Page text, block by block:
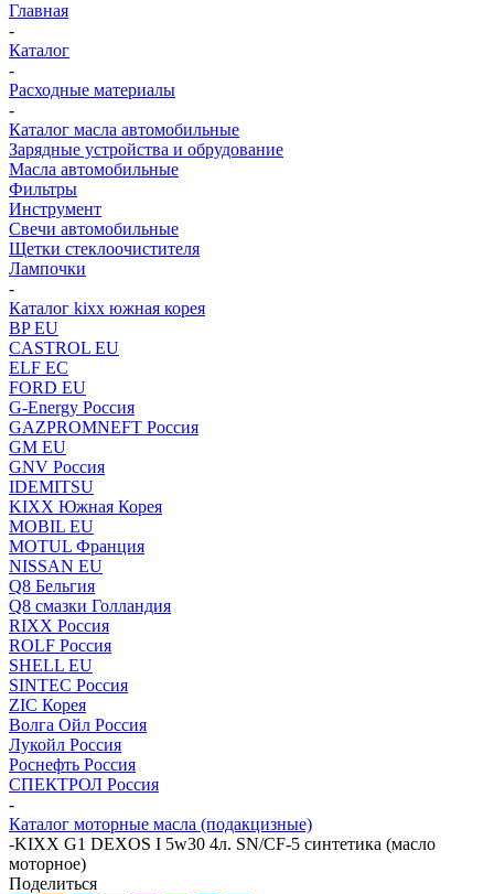
Главная
-
Каталог
-
Расходные материалы
-
Каталог масла автомобильные
Зарядные устройства и обрудование
Масла автомобильные
Фильтры
Инструмент
Свечи автомобильные
Щетки стеклоочистителя
Лампочки
-
Каталог kixx южная корея
BP EU
CASTROL EU
ELF EC
FORD EU
G-Energy Россия
GAZPROMNEFT Россия
GM EU
GNV Россия
IDEMITSU
KIXX Южная Корея
MOBIL EU
MOTUL Франция
NISSAN EU
Q8 Бельгия
Q8 смазки Голландия
RIXX Россия
ROLF Россия
SHELL EU
SINTEC Россия
ZIC Корея
Волга Ойл Россия
Лукойл Россия
Роснефть Россия
СПЕКТРОЛ Россия
-
Каталог моторные масла (подакцизные)
-KIXX G1 DEXOS I 5w30 4л. SN/CF-5 синтетика (масло
моторное)
Поделиться